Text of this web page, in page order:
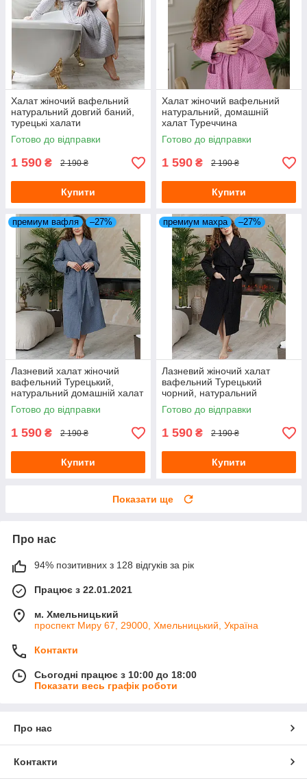
Халат жіночий вафельний
натуральний довгий баний,
турецькі халати
Готово до відправки
1 590 ₴ 2 190 ₴
Купити
Халат жіночий вафельний
натуральний, домашній
халат Туреччина
Готово до відправки
1 590 ₴ 2 190 ₴
Купити
премиум вафля –27%
Лазневий халат жіночий
вафельний Турецький,
натуральний домашній халат
довгий
Готово до відправки
1 590 ₴ 2 190 ₴
Купити
премиум махра –27%
Лазневий жіночий халат
вафельний Турецький
чорний, натуральний
домашній халат довгий
Готово до відправки
1 590 ₴ 2 190 ₴
Купити
Показати ще
Про нас
94% позитивних з 128 відгуків за рік
Працює з 22.01.2021
м. Хмельницький
проспект Миру 67, 29000, Хмельницький, Україна
Контакти
Сьогодні працює з 10:00 до 18:00
Показати весь графік роботи
Про нас
Контакти